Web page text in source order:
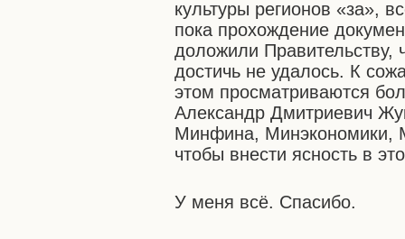
культуры регионов «за»,
пока прохождение
доложили Правительству,
достичь не удалось. К
этом просматриваются
Александр Дмитриевич
Минфина, Минэкономики,
чтобы внести ясность в
У меня всё. Спасибо.